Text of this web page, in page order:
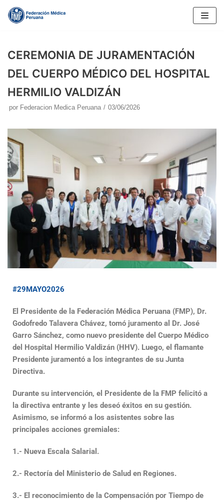
contenido
CEREMONIA DE JURAMENTACIÓN
DEL CUERPO MÉDICO DEL HOSPITAL
HERMILIO VALDIZÁN
por Federacion Medica Peruana 03/06/2026
#29MAYO2026
El Presidente de la Federación Médica Peruana (FMP), Dr.
Godofredo Talavera Chávez, tomó juramento al Dr. José
Garro Sánchez, como nuevo presidente del Cuerpo Médico
del Hospital Hermilio Valdizán (HHV). Luego, el flamante
Presidente juramentó a los integrantes de su Junta
Directiva.
Durante su intervención, el Presidente de la FMP felicitó a
la directiva entrante y les deseó éxitos en su gestión.
Asimismo, se informó a los asistentes sobre las
principales acciones gremiales:
1.- Nueva Escala Salarial.
2.- Rectoría del Ministerio de Salud en Regiones.
3.- El reconocimiento de la Compensación por Tiempo de